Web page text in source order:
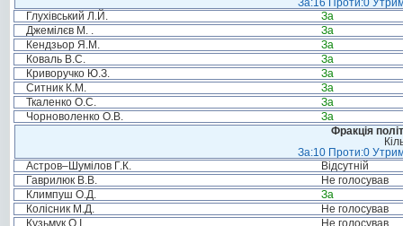
За:16 Проти:0
Глухівський Л.Й.
За
Джемілєв М. .
За
Кендзьор Я.М.
За
Коваль В.С.
За
Криворучко Ю.З.
За
Ситник К.М.
За
Ткаленко О.С.
За
Чорноволенко О.В.
За
Фракція
За:10 Проти:0
Астров–Шумілов Г.К.
Відсутній
Гаврилюк В.В.
Не голосував
Климпуш О.Д.
За
Колісник М.Д.
Не голосував
Кузьмук О.І.
Не голосував